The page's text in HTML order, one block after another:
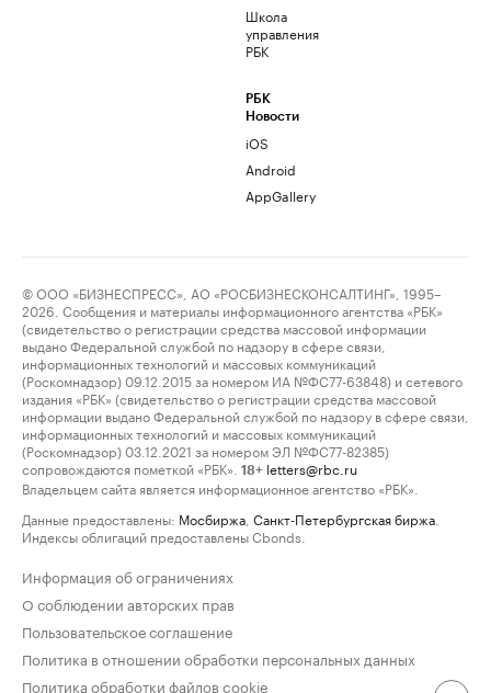
Школа
управления
РБК
РБК
Новости
iOS
Android
AppGallery
© ООО «БИЗНЕСПРЕСС», АО «РОСБИЗНЕСКОНСАЛТИНГ», 1995–
2026. Сообщения и материалы информационного агентства «РБК»
(свидетельство о регистрации средства массовой информации
выдано Федеральной службой по надзору в сфере связи,
информационных технологий и массовых коммуникаций
(Роскомнадзор) 09.12.2015 за номером ИА №ФС77-63848) и сетевого
издания «РБК» (свидетельство о регистрации средства массовой
информации выдано Федеральной службой по надзору в сфере связи,
информационных технологий и массовых коммуникаций
(Роскомнадзор) 03.12.2021 за номером ЭЛ №ФС77-82385)
сопровождаются пометкой «РБК».
18+ letters@rbc.ru
Владельцем сайта является информационное агентство «РБК».
Данные предоставлены: Мосбиржа Санкт-Петербургская биржа
Индексы облигаций предоставлены Cbonds.
Информация об ограничениях
О соблюдении авторских прав
Пользовательское соглашение
Политика в отношении обработки персональных данных
Политика обработки файлов cookie